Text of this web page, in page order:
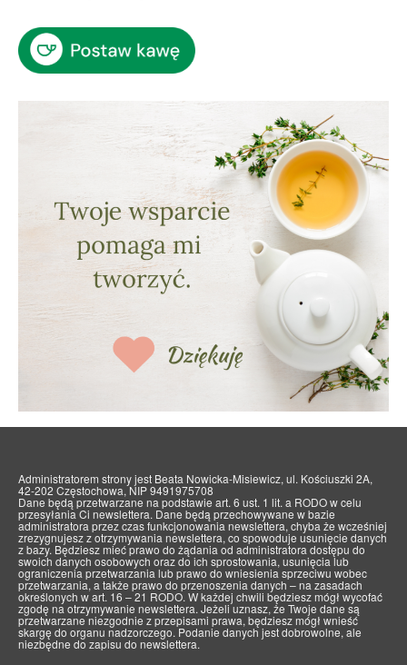
Administratorem strony jest Beata Nowicka-Misiewicz, ul. Kościuszki 2A,
42-202 Częstochowa, NIP 9491975708
Dane będą przetwarzane na podstawie art. 6 ust. 1 lit. a RODO w celu
przesyłania Ci newslettera. Dane będą przechowywane w bazie
administratora przez czas funkcjonowania newslettera, chyba że wcześniej
zrezygnujesz z otrzymywania newslettera, co spowoduje usunięcie danych
z bazy. Będziesz mieć prawo do żądania od administratora dostępu do
swoich danych osobowych oraz do ich sprostowania, usunięcia lub
ograniczenia przetwarzania lub prawo do wniesienia sprzeciwu wobec
przetwarzania, a także prawo do przenoszenia danych – na zasadach
określonych w art. 16 – 21 RODO. W każdej chwili będziesz mógł wycofać
zgodę na otrzymywanie newslettera. Jeżeli uznasz, że Twoje dane są
przetwarzane niezgodnie z przepisami prawa, będziesz mógł wnieść
skargę do organu nadzorczego. Podanie danych jest dobrowolne, ale
niezbędne do zapisu do newslettera.